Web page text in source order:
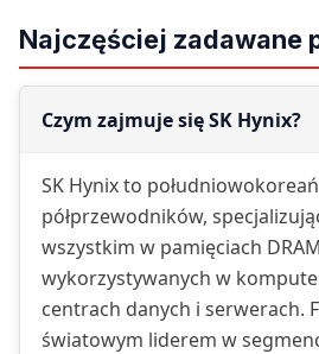
Najczęściej zadawane
Czym zajmuje się SK Hynix?
SK Hynix to
półprzewodników,
wszystkim w pamięciach
wykorzystywanych w
centrach danych i serwerach.
światowym liderem w